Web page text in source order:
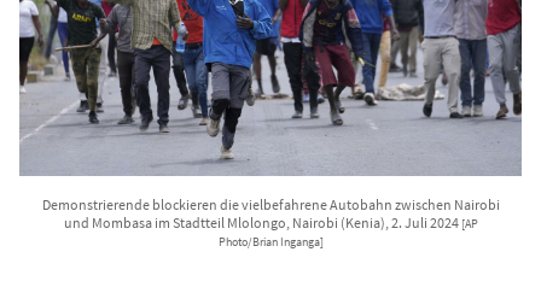
Demonstrierende blockieren die vielbefahrene Autobahn zwischen Nairobi
und Mombasa im Stadtteil Mlolongo, Nairobi (Kenia), 2. Juli 2024 [AP
Photo/Brian Inganga]